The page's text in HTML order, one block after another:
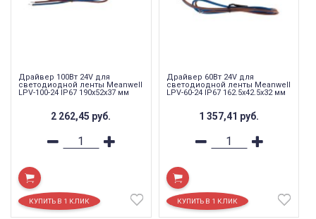
Драйвер 100Вт 24V для
светодиодной ленты Meanwell
LPV-100-24 IP67 190x52x37 мм
2 262,45 руб.
Драйвер 60Вт 24V для
светодиодной ленты Meanwell
LPV-60-24 IP67 162.5x42.5x32 мм
1 357,41 руб.